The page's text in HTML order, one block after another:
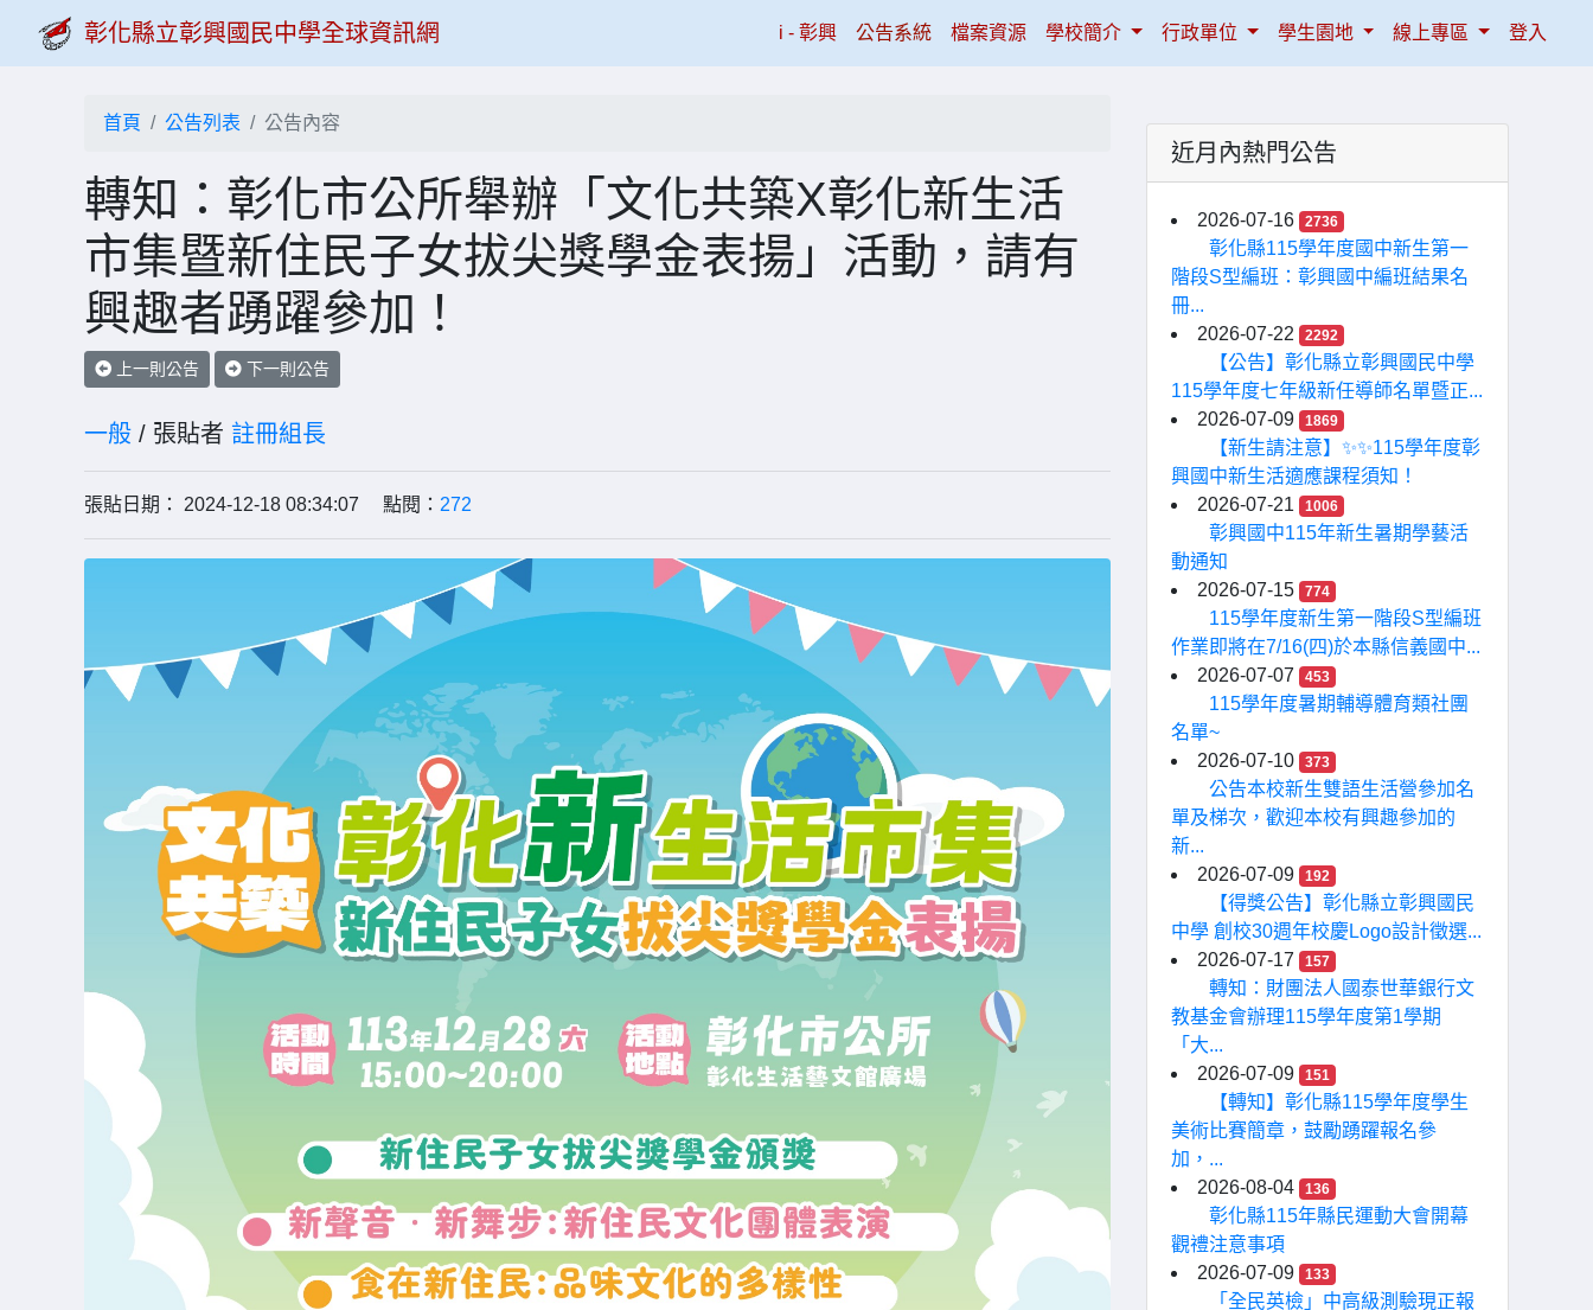
彰化縣立彰興國民中學全球資訊網 i - 彰興(current)
公告系統 檔案資源 學校簡介 行政單位 學生園地 線上專區 登入
首頁 公告列表 公告內容
轉知：彰化市公所舉辦「文化共築X彰化新生活
市集暨新住民子女拔尖獎學金表揚」活動，請有
興趣者踴躍參加！
上一則公告 下一則公告
一般 / 張貼者 註冊組長
張貼日期： 2024-12-18 08:34:07 點閱： 272
近月內熱門公告
2026-07-16 2736
彰化縣115學年度國中新生第一
階段S型編班：彰興國中編班結果名
冊...
2026-07-22
2292
【公告】彰化縣立彰興國民中學
115學年度七年級新任導師名單暨正...
2026-07-09
1869
【新生請注意】✨✨115學年度彰
興國中新生活適應課程須知！
2026-07-21
1006
彰興國中115年新生暑期學藝活
動通知
2026-07-15
774
115學年度新生第一階段S型編班
作業即將在7/16(四)於本縣信義國中...
2026-07-07
453
115學年度暑期輔導體育類社團
名單~
2026-07-10
373
公告本校新生雙語生活營參加名
單及梯次，歡迎本校有興趣參加的
新...
2026-07-09
192
【得獎公告】彰化縣立彰興國民
中學 創校30週年校慶Logo設計徵選...
2026-07-17
157
轉知：財團法人國泰世華銀行文
教基金會辦理115學年度第1學期
「大...
2026-07-09
151
【轉知】彰化縣115學年度學生
美術比賽簡章，鼓勵踴躍報名參
加，...
2026-08-04
136
彰化縣115年縣民運動大會開幕
觀禮注意事項
2026-07-09
133
「全民英檢」中高級測驗現正報